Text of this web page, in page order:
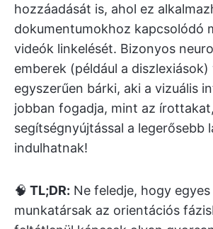
hozzáadását is, ahol ez
dokumentumokhoz kapcsolódó
videók linkelését. Bizonyos
emberek (például a diszlexiások)
egyszerűen bárki, aki a vizuális
jobban fogadja, mint az
segítségnyújtással a legerősebb
indulhatnak!
🧠 TL;DR: Ne feledje, hogy egyes
munkatársak az orientációs